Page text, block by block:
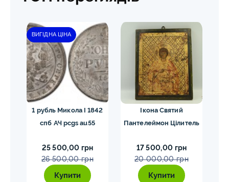
ВИГІДНА ЦІНА
1 рубль Микола I 1842
спб АЧ pcgs au55
25 500,00 грн
26 500,00 грн
Купити
Ікона Святий
Пантелеймон Цілитель
17 500,00 грн
20 000,00 грн
Купити